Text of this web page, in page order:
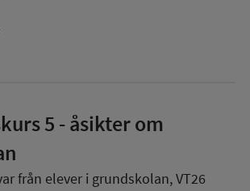
5 - åsikter om
från elever i grundskolan,VT26